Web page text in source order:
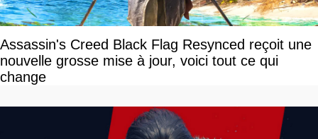
Assassin's Creed Black Flag Resynced reçoit une
nouvelle grosse mise à jour, voici tout ce qui
change